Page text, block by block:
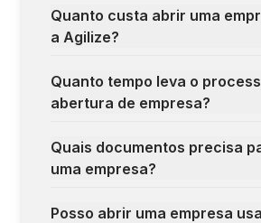
Quanto custa abrir uma
a Agilize?
Quanto tempo leva o
abertura de empresa?
Quais documentos precisa
uma empresa?
Posso abrir uma empresa